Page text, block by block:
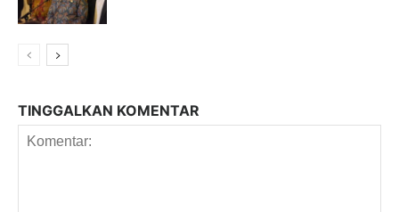
TINGGALKAN KOMENTAR